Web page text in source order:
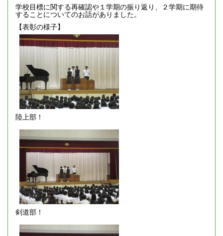
学校目標に関する再確認や１学期の振り返り、２学期に期待
することについてのお話がありました。
【表彰の様子】
陸上部！
剣道部！